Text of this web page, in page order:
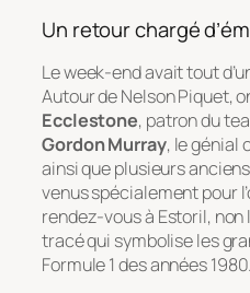
Un retour chargé
Le week-end avait tout
Autour de Nelson Piquet,
Ecclestone, patron du
Gordon Murray, le génial
ainsi que plusieurs
venus spécialement pour
rendez-vous à Estoril, non
tracé qui symbolise les
Formule 1 des années 1980.